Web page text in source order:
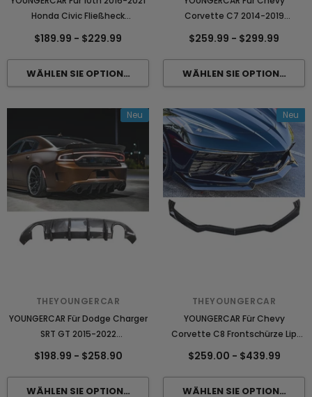
Honda Civic Fließheck
$189.99 - $229.99
Corvette C7 2014-2019
$259.99 - $299.99
Neu
THEYOUNGERCAR
YOUNGERCAR Für Dodge Charger
SRT GT 2015-2022
Heckspoilerlippe
$198.99 - $258.90
Neu
THEYOUNGERCAR
YOUNGERCAR Für Chevy
Corvette C8 Frontschürze Lip
ABS
$259.00 - $439.99